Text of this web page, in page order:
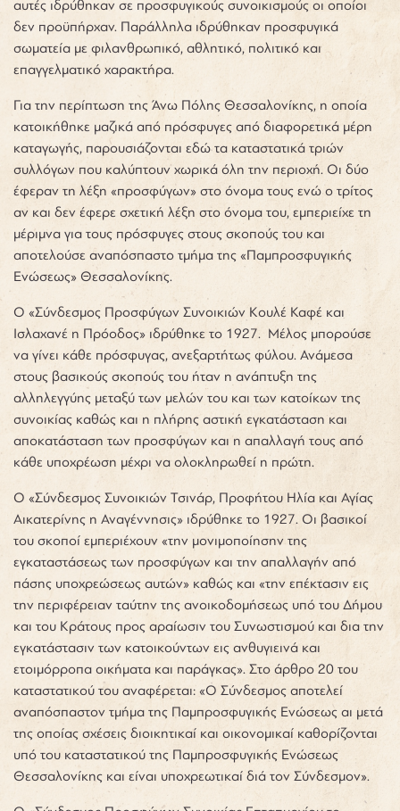
αυτές ιδρύθηκαν σε προσφυγικούς συνοικισμούς οι οποίοι
δεν προϋπήρχαν. Παράλληλα ιδρύθηκαν προσφυγικά
σωματεία με φιλανθρωπικό, αθλητικό, πολιτικό και
επαγγελματικό χαρακτήρα.
Για την περίπτωση της Άνω Πόλης Θεσσαλονίκης, η οποία
κατοικήθηκε μαζικά από πρόσφυγες από διαφορετικά μέρη
καταγωγής, παρουσιάζονται εδώ τα καταστατικά τριών
συλλόγων που καλύπτουν χωρικά όλη την περιοχή. Οι δύο
έφεραν τη λέξη «προσφύγων» στο όνομα τους ενώ ο τρίτος
αν και δεν έφερε σχετική λέξη στο όνομα του, εμπεριείχε τη
μέριμνα για τους πρόσφυγες στους σκοπούς του και
αποτελούσε αναπόσπαστο τμήμα της «Παμπροσφυγικής
Ενώσεως» Θεσσαλονίκης.
Ο «Σύνδεσμος Προσφύγων Συνοικιών Κουλέ Καφέ και
Ισλαχανέ η Πρόοδος» ιδρύθηκε το 1927. Μέλος μπορούσε
να γίνει κάθε πρόσφυγας, ανεξαρτήτως φύλου. Ανάμεσα
στους βασικούς σκοπούς του ήταν η ανάπτυξη της
αλληλεγγύης μεταξύ των μελών του και των κατοίκων της
συνοικίας καθώς και η πλήρης αστική εγκατάσταση και
αποκατάσταση των προσφύγων και η απαλλαγή τους από
κάθε υποχρέωση μέχρι να ολοκληρωθεί η πρώτη.
Ο «Σύνδεσμος Συνοικιών Τσινάρ, Προφήτου Ηλία και Αγίας
Αικατερίνης η Αναγέννησις» ιδρύθηκε το 1927. Οι βασικοί
του σκοποί εμπεριέχουν «την μονιμοποίησην της
εγκαταστάσεως των προσφύγων και την απαλλαγήν από
πάσης υποχρεώσεως αυτών» καθώς και «την επέκτασιν εις
την περιφέρειαν ταύτην της ανοικοδομήσεως υπό του Δήμου
και του Κράτους προς αραίωσιν του Συνωστισμού και δια την
εγκατάστασιν των κατοικούντων εις ανθυγιεινά και
ετοιμόρροπα οικήματα και παράγκας». Στο άρθρο 20 του
καταστατικού του αναφέρεται: «Ο Σύνδεσμος αποτελεί
αναπόσπαστον τμήμα της Παμπροσφυγικής Ενώσεως αι μετά
της οποίας σχέσεις διοικητικαί και οικονομικαί καθορίζονται
υπό του καταστατικού της Παμπροσφυγικής Ενώσεως
Θεσσαλονίκης και είναι υποχρεωτικαί διά τον Σύνδεσμον».